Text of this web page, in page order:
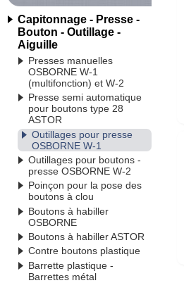
Capitonnage - Presse -
Bouton - Outillage -
Aiguille
Presses manuelles
OSBORNE W-1
(multifonction) et W-2
Presse semi automatique
pour boutons type 28
ASTOR
Outillages pour presse
OSBORNE W-1
Outillages pour boutons -
presse OSBORNE W-2
Poinçon pour la pose des
boutons à clou
Boutons à habiller
OSBORNE
Boutons à habiller ASTOR
Contre boutons plastique
Barrette plastique -
Barrettes métal